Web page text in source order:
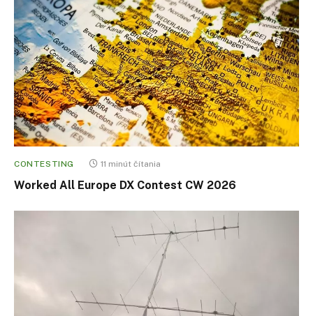
CONTESTING 11 minút čítania
Worked All Europe DX Contest CW 2026